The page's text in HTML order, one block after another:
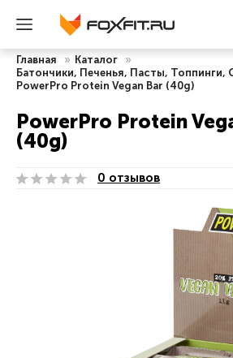
Главная » Каталог
»
Батончики, Печенья, Пасты, Топпинги,
PowerPro Protein Vegan Bar (40g)
PowerPro Protein
(40g)
0 отзывов